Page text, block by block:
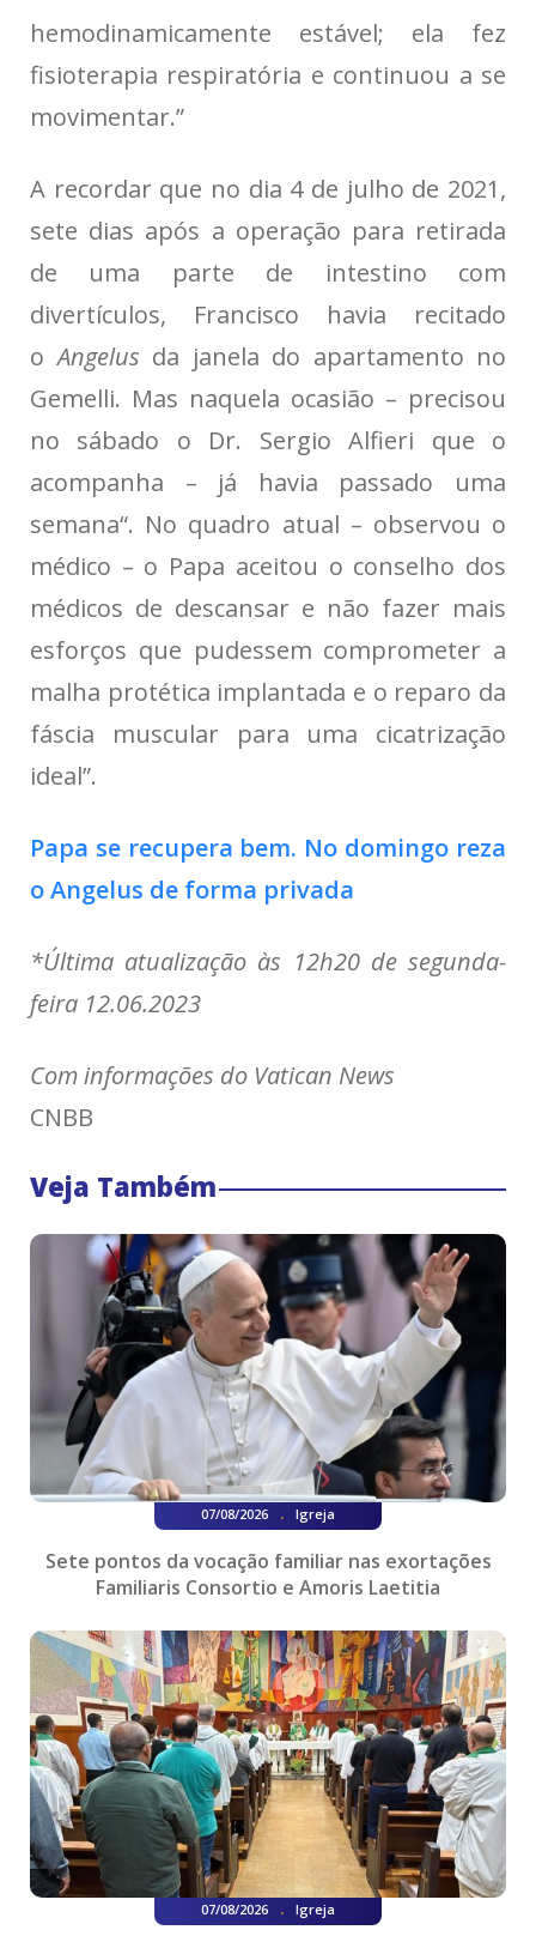
hemodinamicamente estável; ela fez
fisioterapia respiratória e continuou a se
movimentar.”
A recordar que no dia 4 de julho de 2021,
sete dias após a operação para retirada
de uma parte de intestino com
divertículos, Francisco havia recitado
oAngelus da janela do apartamento no
Gemelli. Mas naquela ocasião – precisou
no sábado o Dr. Sergio Alfieri que o
acompanha – já havia passado uma
semana“. No quadro atual – observou o
médico – o Papa aceitou o conselho dos
médicos de descansar e não fazer mais
esforços que pudessem comprometer a
malha protética implantada e o reparo da
fáscia muscular para uma cicatrização
ideal”.
Papa se recupera bem. No domingo reza
o Angelus de forma privada
*Última atualização às 12h20 de segunda-
feira 12.06.2023
Com informações do Vatican News
CNBB
Veja Também
07/08/2026 . Igreja
Sete pontos da vocação familiar nas exortações
Familiaris Consortio e Amoris Laetitia
07/08/2026 . Igreja